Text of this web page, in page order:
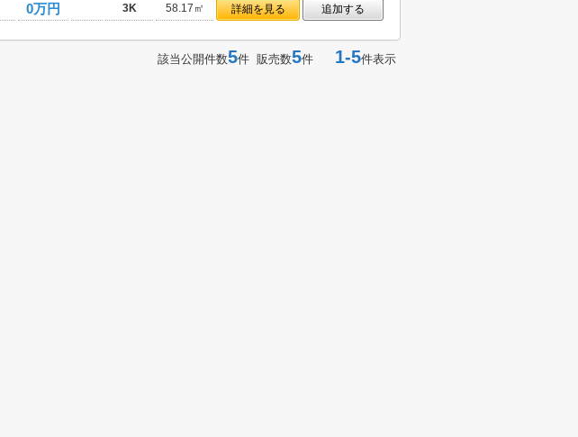
0万円 3K 58.17㎡ 詳細を見る 追加する
該当公開件数5件 販売数5件 1-5件表示